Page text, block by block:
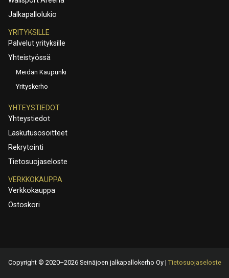
Jalkapallolukio
YRITYKSILLE
Palvelut yrityksille
Yhteistyössä
Meidän Kaupunki
Yrityskerho
YHTEYSTIEDOT
Yhteystiedot
Laskutusosoitteet
Rekrytointi
Tietosuojaseloste
VERKKOKAUPPA
Verkkokauppa
Ostoskori
Copyright © 2020–2026 Seinäjoen jalkapallokerho Oy | Tietosuojaseloste